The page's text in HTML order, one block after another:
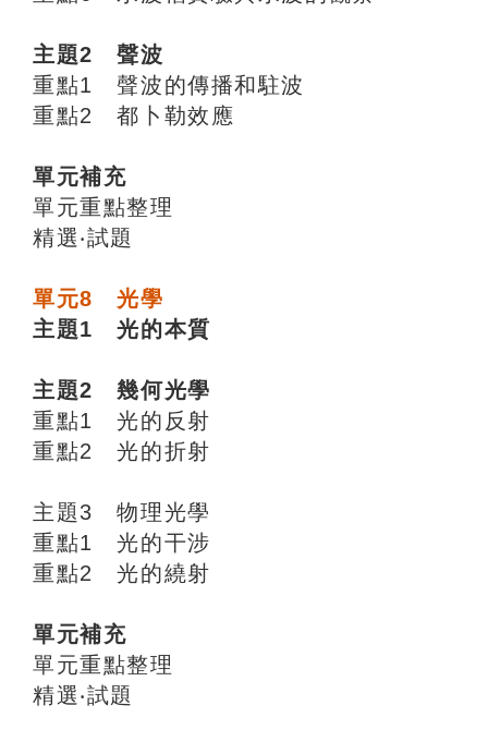
主題2 聲波
重點1 聲波的傳播和駐波
重點2 都卜勒效應
單元補充
單元重點整理
精選‧試題
單元8 光學
主題1 光的本質
主題2 幾何光學
重點1 光的反射
重點2 光的折射
主題3 物理光學
重點1 光的干涉
重點2 光的繞射
單元補充
單元重點整理
精選‧試題